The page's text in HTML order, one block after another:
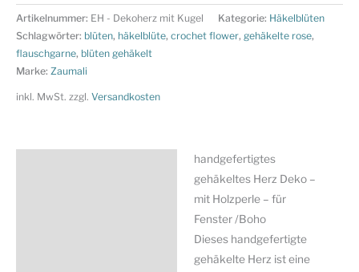
Herz
Deko
-
mit
Holzperle
Fenster
Artikelnummer: EH - Dekoherz mit Kugel Kategorie: Häkelblüten
Schlagwörter: blüten, häkelblüte, crochet flower, gehäkelte rose,
flauschgarne, blüten gehäkelt
Marke: Zaumali
inkl. MwSt. zzgl. Versandkosten
handgefertigtes
gehäkeltes Herz Deko –
mit Holzperle – für
Fenster /Boho
Dieses handgefertigte
gehäkelte Herz ist eine